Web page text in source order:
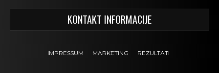
KONTAKT INFORMACIJE
IMPRESSUM MARKETING REZULTATI